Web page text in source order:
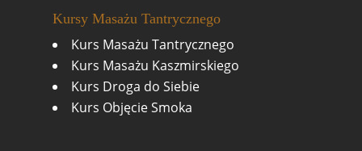
Kursy Masażu Tantrycznego
Kurs Masażu Tantrycznego
Kurs Masażu Kaszmirskiego
Kurs Droga do Siebie
Kurs Objęcie Smoka